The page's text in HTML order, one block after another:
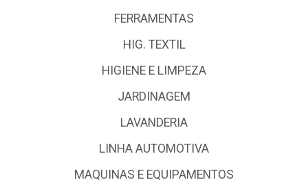
FERRAMENTAS
HIG. TEXTIL
HIGIENE E LIMPEZA
JARDINAGEM
LAVANDERIA
LINHA AUTOMOTIVA
MAQUINAS E EQUIPAMENTOS